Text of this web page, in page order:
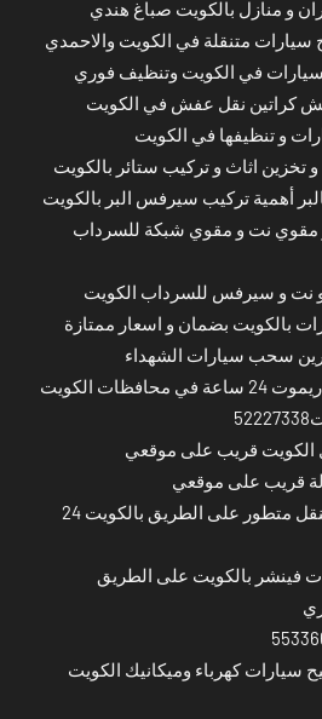
و منازل بالكويت صباغ هندي
متنقلة في الكويت والاحمدي
في الكويت وتنظيف فوري
كراتين نقل عفش في الكويت
و تنظيفها في الكويت
اثاث و تركيب ستائر بالكويت
أهمية تركيب سيرفس البر بالكويت
نت و مقوي شبكة للسرداب
نت و سيرفس للسرداب الكويت
بالكويت بضمان و اسعار ممتازة
سحب سيارات الشهداء
الكويت
الكويت قريب على موقعي
قريب على موقعي
بنشر تصليح سيارات متنقل متطور على الطريق بالكويت 24
فينشر بالكويت على الطريق
سيارات كهرباء وميكانيك الكويت